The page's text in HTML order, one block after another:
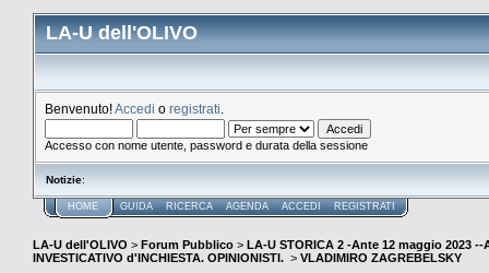
LA-U dell'OLIVO
Benvenuto!Accedi o registrati
Accesso con nome utente, password e durata della sessione
Notizie:
HOME GUIDA RICERCA AGENDA ACCEDI REGISTRATI
LA-U dell'OLIVO > Forum Pubblico > LA-U STORICA 2 -Ante 12 maggio 2023 --
INVESTICATIVO d'INCHIESTA. OPINIONISTI. > VLADIMIRO ZAGREBELSKY